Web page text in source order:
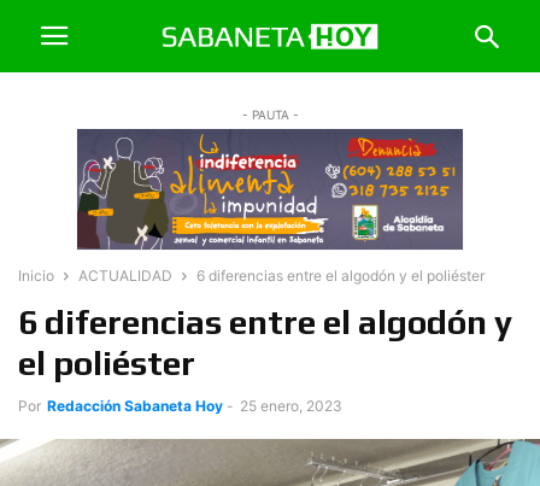
- PAUTA -
Inicio ACTUALIDAD 6 diferencias entre el algodón y el poliéster
6 diferencias entre el algodón y
el poliéster
Por Redacción Sabaneta Hoy - 25 enero, 2023